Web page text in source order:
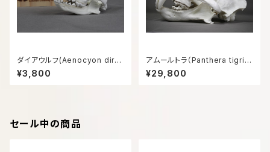
ダイアウルフ(Aenocyon diru
s) 復元頭骨模型8㎝サイズ
¥3,800
アムールトラ（Panthera tigris
altaica）等倍頭骨模型
¥29,800
セール中の商品